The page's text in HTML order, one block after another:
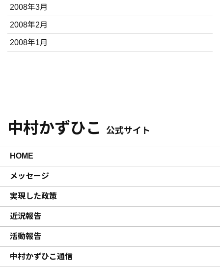
2008年3月
2008年2月
2008年1月
中村かずひこ 公式サイト
HOME
メッセージ
実現した政策
近況報告
活動報告
中村かずひこ通信